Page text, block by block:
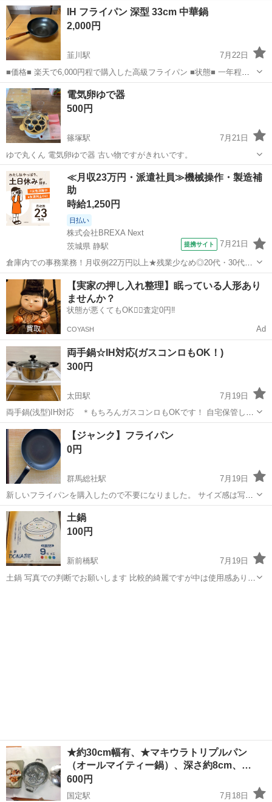
群馬 前橋市 群馬総社駅 調理器具
IH フライパン 深型 33cm 中華鍋
2,000円
韮川駅
7月22日
■価格■ 楽天で6,000円程で購入した高級フライパン ■状態■ 一年程前
に購入して200V IHクッキングヒーターで数回使用しました。熱伝導率
が高く性能が良いが故に少し焦がしてしまいました。それ程に電動率
が高いの...
群馬 太田市 韮川駅 調理器具
電気卵ゆで器
500円
篠塚駅
7月21日
ゆで丸くん 電気卵ゆで器 古い物ですがきれいです。
群馬 邑楽郡 篠塚駅 調理器具
≪月収23万円・派遣社員≫機械操作・製造補
助
時給1,250円
日払い
株式会社BREXA Next
茨城県 静駅
提携サイト 7月21日
倉庫内での事務業務！月収例22万円以上★残業少なめ◎20代・30代・
40代の男女活躍中！空調完備で快適作業★食堂利用可◎マイカー通勤
OK◎無料駐車場完備！《茨城県常陸大宮市》 人気の工場のお仕事 ◇
電子部品製造倉庫内の事務...
茨城 常陸大宮市 静駅 その他
【実家の押し入れ整理】眠っている人形あり
ませんか？
状態が悪くてもOK🙆‍♀️査定0円‼️
COYASH Ad
両手鍋☆IH対応(ガスコンロもOK！)
300円
太田駅
7月19日
両手鍋(浅型)IH対応 ＊もちろんガスコンロもOKです！ 自宅保管して
いたものです 使用した物なのでご理解頂ける方、ご購入お願い致しま
す^ ^ 直径約21.5cm、深さ約8.5cm
群馬 太田市 調理器具 手鍋
【ジャンク】フライパン
0円
群馬総社駅
7月19日
新しいフライパンを購入したので不要になりました。 サイズ感は写真
をご参照ください (ボールペンは含まれていません)
群馬 高崎市 群馬総社駅
土鍋
100円
新前橋駅
7月19日
土鍋 写真での判断でお願いします 比較的綺麗ですが中は使用感ありで
★約30cm幅有、★マキウラトリプルパン
（オールマイティー鍋）、深さ約8cm、…
600円
国定駅
7月18日